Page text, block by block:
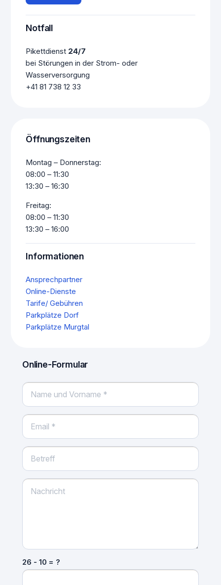
Notfall
Pikettdienst 24/7
bei Störungen in der Strom- oder
Wasserversorgung
+41 81 738 12 33
Öffnungszeiten
Montag – Donnerstag:
08:00 – 11:30
13:30 – 16:30
Freitag:
08:00 – 11:30
13:30 – 16:00
Informationen
Ansprechpartner
Online-Dienste
Tarife/ Gebühren
Parkplätze Dorf
Parkplätze Murgtal
Online-Formular
26 - 10 = ?